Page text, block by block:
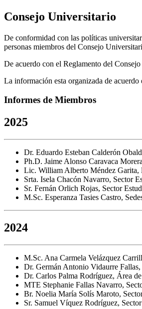
Consejo Universitario
De conformidad con las políticas
personas miembros del Consejo
De acuerdo con el Reglamento del
La información esta organizada de
Informes de Miembros
2025
Dr. Eduardo Esteban Calderón
Ph.D. Jaime Alonso Caravaca
Lic. William Alberto Méndez Garita,
Srta. Isela Chacón Navarro, Sector
Sr. Fernán Orlich Rojas, Sector
M.Sc. Esperanza Tasies Castro,
2024
M.Sc. Ana Carmela Velázquez
Dr. Germán Antonio Vidaurre
Dr. Carlos Palma Rodríguez, Área
MTE Stephanie Fallas Navarro,
Br. Noelia María Solís Maroto,
Sr. Samuel Víquez Rodríguez,